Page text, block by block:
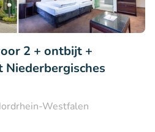
2 + ontbijt +
Westfalen